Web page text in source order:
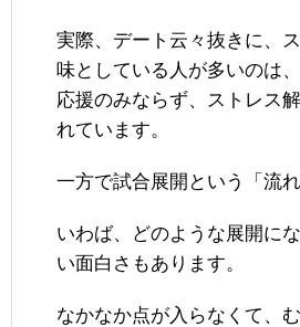
実際、デート云々抜きに、
味としている人が多いのは
応援のみならず、ストレス
れています。
一方で試合展開という「流
いわば、どのような展開に
い面白さもあります。
なかなか点が入らなくて、